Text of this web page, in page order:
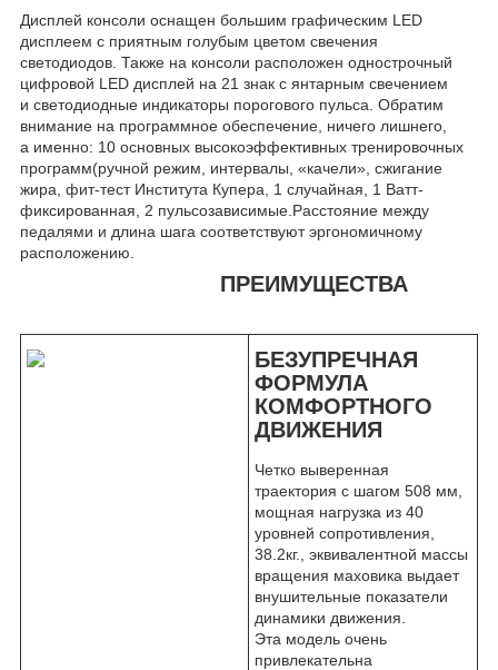
Дисплей консоли оснащен большим графическим LED
дисплеем с приятным голубым цветом свечения
светодиодов. Также на консоли расположен однострочный
цифровой LED дисплей на 21 знак с янтарным свечением
и светодиодные индикаторы порогового пульса. Обратим
внимание на программное обеспечение, ничего лишнего,
а именно: 10 основных высокоэффективных тренировочных
программ(ручной режим, интервалы, «качели», сжигание
жира, фит-тест Института Купера, 1 случайная, 1 Ватт-
фиксированная, 2 пульсозависимые.Расстояние между
педалями и длина шага соответствуют эргономичному
расположению.
ПРЕИМУЩЕСТВА
БЕЗУПРЕЧНАЯ
ФОРМУЛА
КОМФОРТНОГО
ДВИЖЕНИЯ
Четко выверенная
траектория с шагом 508 мм,
мощная нагрузка из 40
уровней сопротивления,
38.2кг., эквивалентной массы
вращения маховика выдает
внушительные показатели
динамики движения.
Эта модель очень
привлекательна